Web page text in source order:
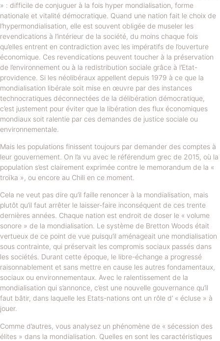
» : difficile de conjuguer à la fois hyper mondialisation, forme
nationale et vitalité démocratique. Quand une nation fait le choix de
l’hypermondialisation, elle est souvent obligée de museler les
revendications à l’intérieur de la société, du moins chaque fois
qu’elles entrent en contradiction avec les impératifs de l’ouverture
économique. Ces revendications peuvent toucher à la préservation
de l’environnement ou à la redistribution sociale grâce à l’Etat-
providence. Si les néolibéraux appellent depuis 1979 à ce que la
mondialisation libérale soit mise en œuvre par des instances
technocratiques déconnectées de la délibération démocratique,
c’est justement pour éviter que la libération des flux économiques
mondiaux soit ralentie par ces demandes de justice sociale ou
environnementale.
Mais les populations finissent toujours par demander des comptes à
leur gouvernement. On l’a vu avec le référendum grec de 2015, où la
population s’est clairement exprimée contre le memorandum de la «
troïka », ou encore au Chili en ce moment.
Cela ne veut pas dire qu’il faille renoncer à la mondialisation, mais
plutôt qu’il faut arrêter le laisser-faire inconséquent de ces trente
dernières années. Chaque nation est endroit de doser le « volume
sonore » de la mondialisation. Le système de Bretton Woods était
vertueux de ce point de vue puisqu’il aménageait une mondialisation
sous contrainte, qui préservait les compromis sociaux passés dans
les sociétés. Durant cette époque, le libre-échange a progressé
raisonnablement et sans mettre en cause les autres fondamentaux,
sociaux ou environnementaux. Avec le ralentissement de la
mondialisation qui s’annonce, c’est une nouvelle gouvernance qu’il
faut bâtir, dans laquelle les Etats-nations ont un rôle d’ « écluse » à
jouer.
Comme d’autres, vous analysez un phénomène de « sécession des
élites » dans la mondialisation. Quelles en sont les caractéristiques